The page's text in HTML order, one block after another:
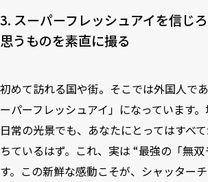
3. スーパーフレッシュアイを信じ
思うものを素直に撮る
初めて訪れる国や街。そこでは外国人で
ーパーフレッシュアイ」になっています
日常の光景でも、あなたにとってはすべ
ちているはず。これ、実は “最強の「無
す。この新鮮な感動こそが、シャッターチ